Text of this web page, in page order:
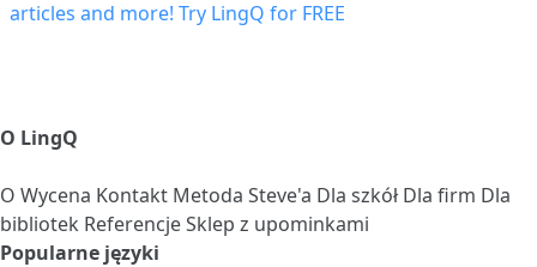
O LingQ
O Wycena Kontakt Metoda Steve'a Dla szkół Dla firm Dla
bibliotek ReferencjeSklep z upominkami
Popularne języki